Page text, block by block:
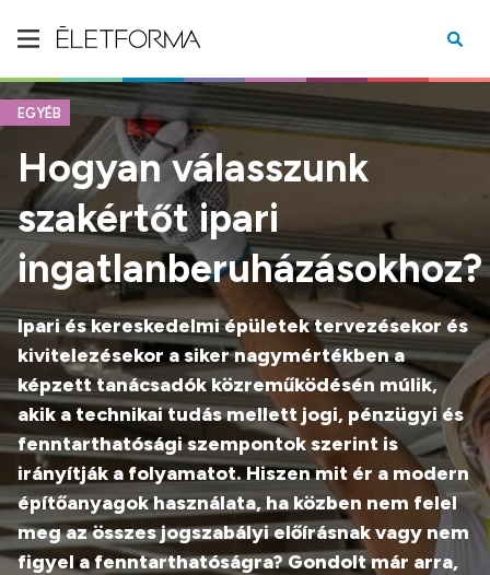
EGYÉB
Hogyan válasszunk
szakértőt ipari
ingatlanberuházásokhoz?
Ipari és kereskedelmi épületek tervezésekor és
kivitelezésekor a siker nagymértékben a
képzett tanácsadók közreműködésén múlik,
akik a technikai tudás mellett jogi, pénzügyi és
fenntarthatósági szempontok szerint is
irányítják a folyamatot. Hiszen mit ér a modern
építőanyagok használata, ha közben nem felel
meg az összes jogszabályi előírásnak vagy nem
figyel a fenntarthatóságra? Gondolt már arra,